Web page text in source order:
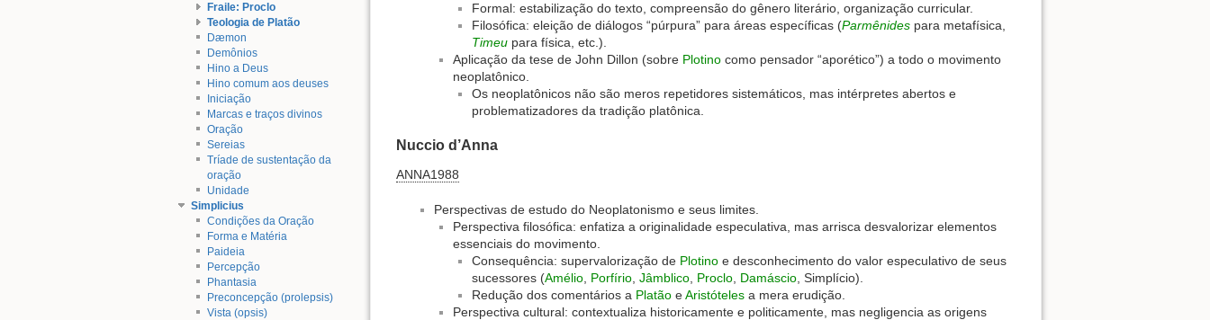
Fraile: Proclo
Teologia de Platão
Dæmon
Demônios
Hino a Deus
Hino comum aos deuses
Iniciação
Marcas e traços divinos
Oração
Sereias
Tríade de sustentação da
oração
Unidade
Simplicius
Condições da Oração
Forma e Matéria
Paideia
Percepção
Phantasia
Preconcepção (prolepsis)
Vista (opsis)
Formal: estabilização do texto, compreensão do gênero literário, organização curricular.
Filosófica: eleição de diálogos “púrpura” para áreas específicas (Parmênides para metafísica,
Timeu para física, etc.).
Aplicação da tese de John Dillon (sobre Plotino como pensador “aporético”) a todo o movimento
neoplatônico.
Os neoplatônicos não são meros repetidores sistemáticos, mas intérpretes abertos e
problematizadores da tradição platônica.
Nuccio d’Anna
ANNA1988
Perspectivas de estudo do Neoplatonismo e seus limites.
Perspectiva filosófica: enfatiza a originalidade especulativa, mas arrisca desvalorizar elementos
essenciais do movimento.
Consequência: supervalorização de Plotino e desconhecimento do valor especulativo de seus
sucessores (Amélio Porfírio Jâmblico Proclo Damáscio , Simplício).
Redução dos comentários a Platão eAristóteles a mera erudição.
Perspectiva cultural: contextualiza historicamente e politicamente, mas negligencia as origens